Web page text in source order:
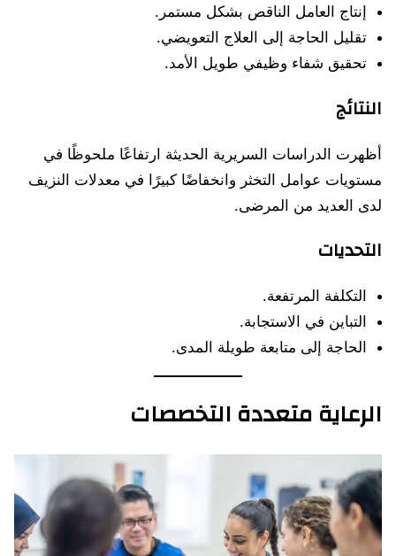
إنتاج العامل الناقص بشكل مستمر.
تقليل الحاجة إلى العلاج التعويضي.
تحقيق شفاء وظيفي طويل الأمد.
النتائج
أظهرت الدراسات السريرية الحديثة ارتفاعًا ملحوظًا في
مستويات عوامل التخثر وانخفاضًا كبيرًا في معدلات النزيف
لدى العديد من المرضى.
التحديات
التكلفة المرتفعة.
التباين في الاستجابة.
الحاجة إلى متابعة طويلة المدى.
الرعاية متعددة التخصصات